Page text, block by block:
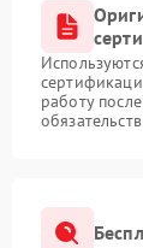
работу
обязательств